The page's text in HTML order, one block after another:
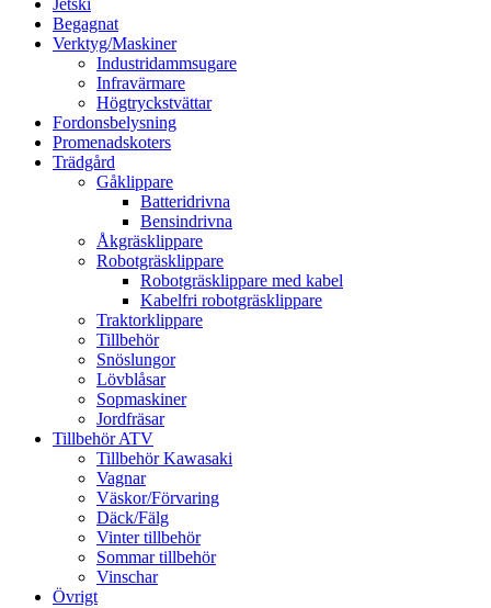
Jetski
Begagnat
Verktyg/Maskiner
Industridammsugare
Infravärmare
Högtryckstvättar
Fordonsbelysning
Promenadskoters
Trädgård
Gåklippare
Batteridrivna
Bensindrivna
Åkgräsklippare
Robotgräsklippare
Robotgräsklippare med kabel
Kabelfri robotgräsklippare
Traktorklippare
Tillbehör
Snöslungor
Lövblåsar
Sopmaskiner
Jordfräsar
Tillbehör ATV
Tillbehör Kawasaki
Vagnar
Väskor/Förvaring
Däck/Fälg
Vinter tillbehör
Sommar tillbehör
Vinschar
Övrigt